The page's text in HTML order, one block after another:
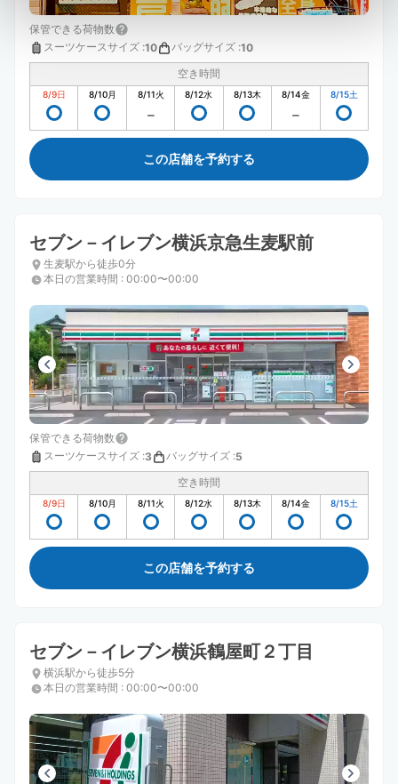
保管できる荷物数
スーツケースサイズ :10 バッグサイズ :10
空き時間
8/9日 8/10月 8/11火 8/12水 8/13木 8/14金 8/15土
この店舗を予約する
セブン－イレブン横浜京急生麦駅前
生麦駅から徒歩0分
本日の営業時間 : 00:00〜00:00
保管できる荷物数
スーツケースサイズ :3 バッグサイズ :5
空き時間
8/9日 8/10月 8/11火 8/12水 8/13木 8/14金 8/15土
この店舗を予約する
セブン－イレブン横浜鶴屋町２丁目
横浜駅から徒歩5分
本日の営業時間 : 00:00〜00:00